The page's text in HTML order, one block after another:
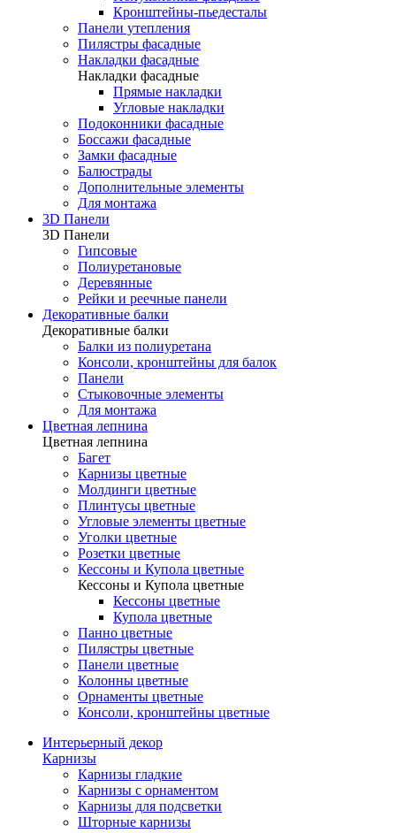
Кронштейны-пьедесталы
Панели утепления
Пилястры фасадные
Накладки фасадные
Накладки фасадные
Прямые накладки
Угловые накладки
Подоконники фасадные
Боссажи фасадные
Замки фасадные
Балюстрады
Дополнительные элементы
Для монтажа
3D Панели
3D Панели
Гипсовые
Полиуретановые
Деревянные
Рейки и реечные панели
Декоративные балки
Декоративные балки
Балки из полиуретана
Консоли, кронштейны для балок
Панели
Стыковочные элементы
Для монтажа
Цветная лепнина
Цветная лепнина
Багет
Карнизы цветные
Молдинги цветные
Плинтусы цветные
Угловые элементы цветные
Уголки цветные
Розетки цветные
Кессоны и Купола цветные
Кессоны и Купола цветные
Кессоны цветные
Купола цветные
Панно цветные
Пилястры цветные
Панели цветные
Колонны цветные
Орнаменты цветные
Консоли, кронштейны цветные
Интерьерный декор
Карнизы
Карнизы гладкие
Карнизы с орнаментом
Карнизы для подсветки
Шторные карнизы